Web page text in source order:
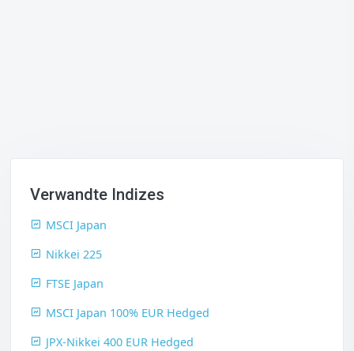
Verwandte Indizes
MSCI Japan
Nikkei 225
FTSE Japan
MSCI Japan 100% EUR Hedged
JPX-Nikkei 400 EUR Hedged